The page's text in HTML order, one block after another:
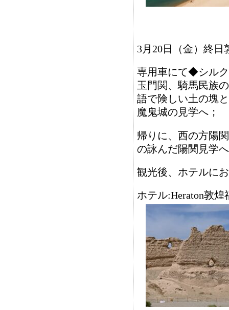
3月20日（金）終日
専用車にて◆シル
玉門関、騎馬民族
語で険しい土の塊
魔鬼城の見学へ；
帰りに、西の方陽
の詠んだ陽関見学
観光後、ホテルに
ホテル:Heraton敦煌